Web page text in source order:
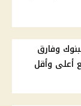
وفارق
أعلى وأقل